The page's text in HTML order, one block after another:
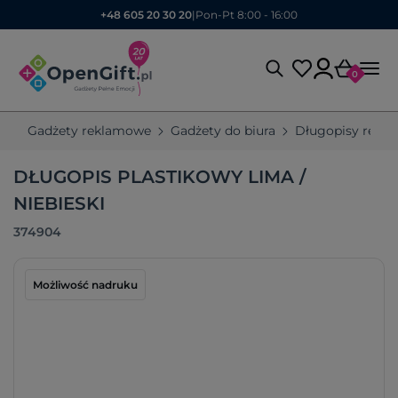
+48 605 20 30 20| Pon-Pt 8:00 - 16:00
0
Gadżety reklamowe Gadżety do biura Długopisy
DŁUGOPIS PLASTIKOWY LIMA /
NIEBIESKI
374904
Możliwość nadruku